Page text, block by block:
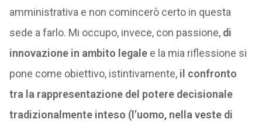
amministrativa e non comincerò certo in questa
sede a farlo. Mi occupo, invece, con passione, di
innovazione in ambito legalee la mia riflessione si
pone come obiettivo, istintivamente, il confronto
tra la rappresentazione del potere decisionale
tradizionalmente inteso (l’uomo, nella veste di